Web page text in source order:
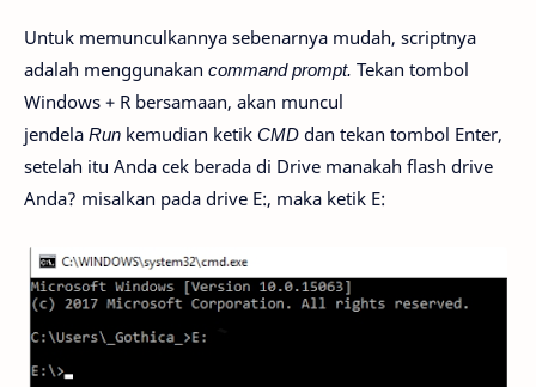
Untuk memunculkannya sebenarnya mudah, scriptnya
adalah menggunakan command prompt. Tekan tombol
Windows + R bersamaan, akan muncul
jendela Run kemudian ketik CMD dan tekan tombol Enter,
setelah itu Anda cek berada di Drive manakah flash drive
Anda? misalkan pada drive E:, maka ketik E: